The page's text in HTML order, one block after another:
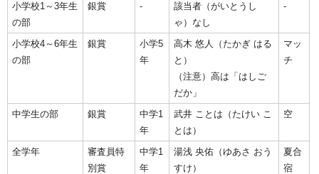
小学校1～3年生
の部
銀賞 -
該当者（がいとうし
ゃ）なし
-
小学校4～6年生
の部
銀賞
小学5
年
高木 悠人（たかぎ はる
と）
（注意）高は「はしご
だか」
マッ
チ
中学生の部 銀賞
中学1
年
武井 ことは（たけい こ
とは）
空
全学年
審査員特
別賞
中学1
年
湯浅 央佑（ゆあさ おう
すけ）
夏合
宿